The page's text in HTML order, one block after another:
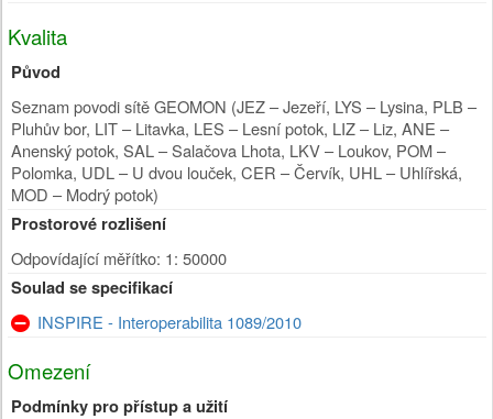
Kvalita
Původ
Seznam povodi sítě GEOMON (JEZ – Jezeří, LYS – Lysina, PLB –
Pluhův bor, LIT – Litavka, LES – Lesní potok, LIZ – Liz, ANE –
Anenský potok, SAL – Salačova Lhota, LKV – Loukov, POM –
Polomka, UDL – U dvou louček, CER – Červík, UHL – Uhlířská,
MOD – Modrý potok)
Prostorové rozlišení
Odpovídající měřítko: 1: 50000
Soulad se specifikací
INSPIRE - Interoperabilita 1089/2010
Omezení
Podmínky pro přístup a užití